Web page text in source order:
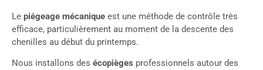
Le piégeage mécanique est une méthode de contrôle très
efficace, particulièrement au moment de la descente des
chenilles au début du printemps.
Nous installons des écopièges professionnels autour des